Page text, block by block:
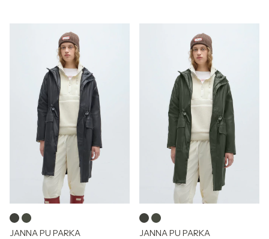
JANNA PU PARKA JANNA PU PARKA